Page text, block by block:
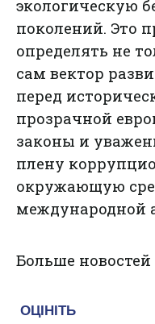
экологическую
поколений. Это
определять не
сам вектор
перед
прозрачной
законы и
плену
окружающую
международной
Больше